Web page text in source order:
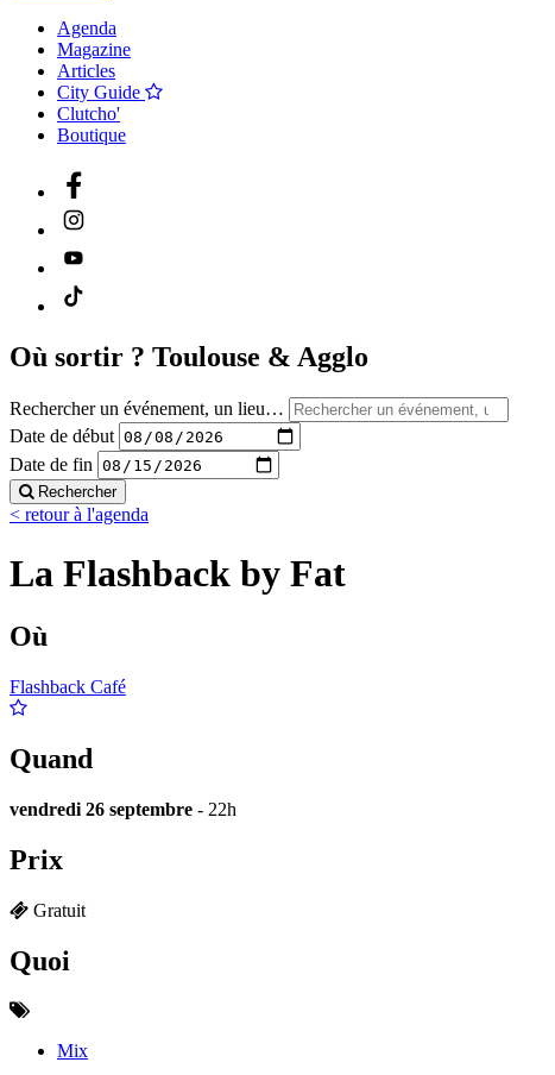
Agenda
Magazine
Articles
City Guide
Clutcho'
Boutique
Où sortir ? Toulouse & Agglo
Rechercher un événement, un lieu…
Date de début
Date de fin
Rechercher
< retour à l'agenda
La Flashback by Fat
Où
Flashback Café
Quand
vendredi 26 septembre - 22h
Prix
Gratuit
Quoi
Mix